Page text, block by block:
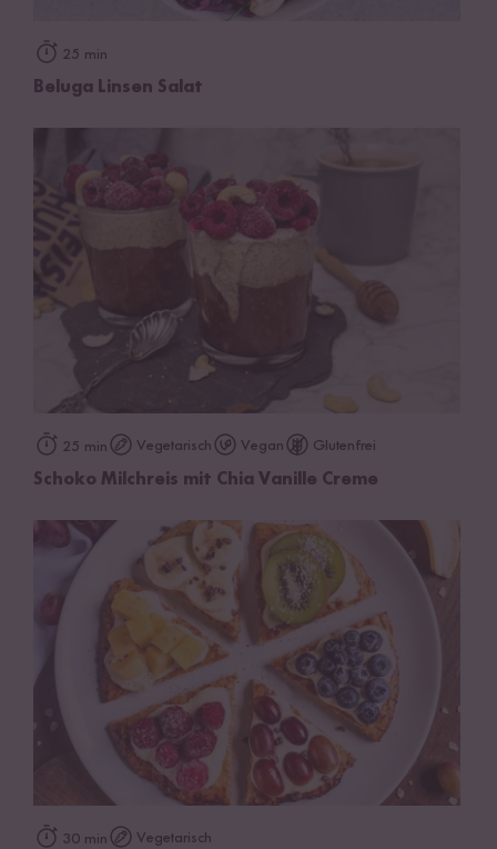
25 min
Beluga Linsen Salat
25 min Vegetarisch Vegan Glutenfrei
Schoko Milchreis mit Chia Vanille Creme
30 min Vegetarisch